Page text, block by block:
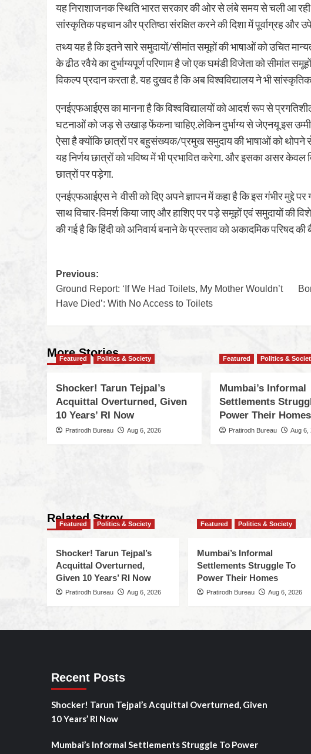
यह निराशाजनक स्थिति भारत सरकार की ओर से लंबे समय से चली आ
सांस्कृतिक पहचान और प्रतिष्ठा संरक्षित करने की दिशा में पूर्वाग्रह और
तथ्य यह है कि इतने सारे समुदायों/सीमांत समूहों की भाषाओं को उचित
के ढीठ रवैये का दुर्भाग्यपूर्ण परिणाम है जो एक घमंडी विजेता को सीमांत
विकल्प प्रदान करता है. यह दुखद है कि अब विश्वविद्यालय ने भी
एनईएफआईएस का मानना ​​है कि विश्वविद्यालयों को आदर्श रूप से
घटनाओं को जड़ से उखाड़ फेंकना चाहिए.लेकिन दुर्भाग्य से जेएनयू इस
ऐसा है क्योंकि छात्रों पर बहुसंख्यक/प्रमुख समुदाय की भाषाओं को थोपने
यह निर्णय छात्रों को भविष्य में भी प्रभावित करेगा. और इसका असर केवल
छात्रों पर पड़ेगा.
एनईएफआईएस ने वीसी को दिए अपने ज्ञापन में कहा है कि इस गंभीर मुद्दे
साथ विचार-विमर्श किया जाए और हाशिए पर पड़े समूहों एवं समुदायों की
की गई है कि हिंदी को अनिवार्य बनाने के प्रस्ताव को अकादमिक परिषद
Previous:
Ground Report: ‘If We Had Toilets, My Mother Wouldn’t
Have Died’: With No Access to Toilets
More Stories
Featured Politics & Society
Shocker! Tarun Tejpal’s
Acquittal Overturned, Given
10 Years’ RI Now
Pratirodh Bureau Aug 6, 2026
Featured Politics &
Mumbai’s Informal
Settlements
Power Their Homes
Pratirodh Bureau Aug 6,
Related Stroy
Featured Politics & Society
Shocker! Tarun Tejpal’s
Acquittal Overturned,
Given 10 Years’ RI Now
Pratirodh Bureau Aug 6, 2026
Featured Politics & Society
Mumbai’s Informal
Settlements Struggle To
Power Their Homes
Pratirodh Bureau Aug 6, 2026
Recent Posts
Shocker! Tarun Tejpal’s Acquittal Overturned, Given
10 Years’ RI Now
Mumbai’s Informal Settlements Struggle To Power